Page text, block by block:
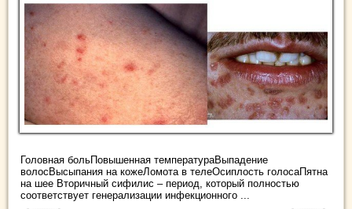
Головная больПовышенная температураВыпадение
волосВысыпания на кожеЛомота в телеОсиплость голосаПятна
на шее Вторичный сифилис – период, который полностью
соответствует генерализации инфекционного ...